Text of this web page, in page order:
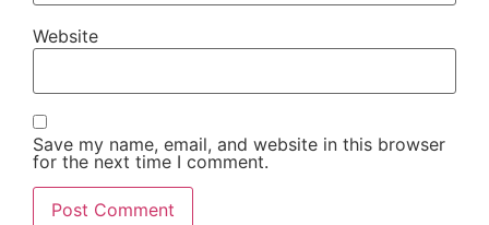
Website
Save my name, email, and website in this browser
for the next time I comment.